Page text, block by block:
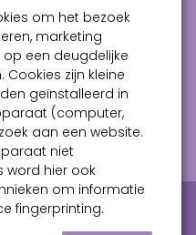
voorwaarden
om het bezoek
marketing
een deugdelijke
zijn kleine
geïnstalleerd in
(computer,
aan een website.
niet
word hier ook
om informatie
fingerprinting.